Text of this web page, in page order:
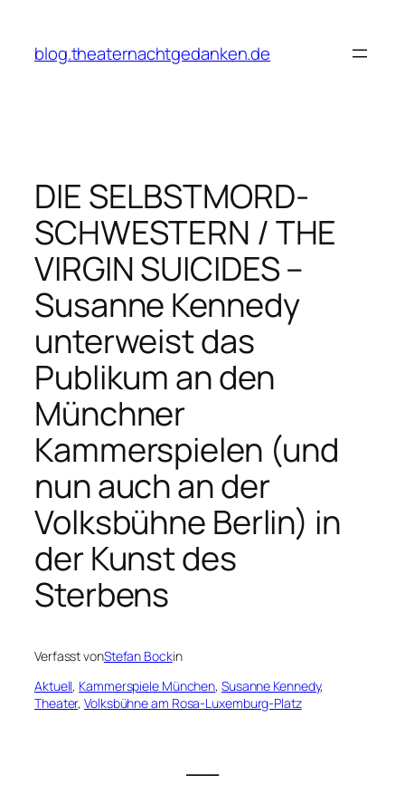
springen
blog.theaternachtgedanken.de
DIE SELBSTMORD-
SCHWESTERN / THE
VIRGIN SUICIDES –
Susanne Kennedy
unterweist das
Publikum an den
Münchner
Kammerspielen (und
nun auch an der
Volksbühne Berlin) in
der Kunst des
Sterbens
Verfasst vonStefan Bockin
Aktuell, Kammerspiele München, Susanne Kennedy
Theater, Volksbühne am Rosa-Luxemburg-Platz